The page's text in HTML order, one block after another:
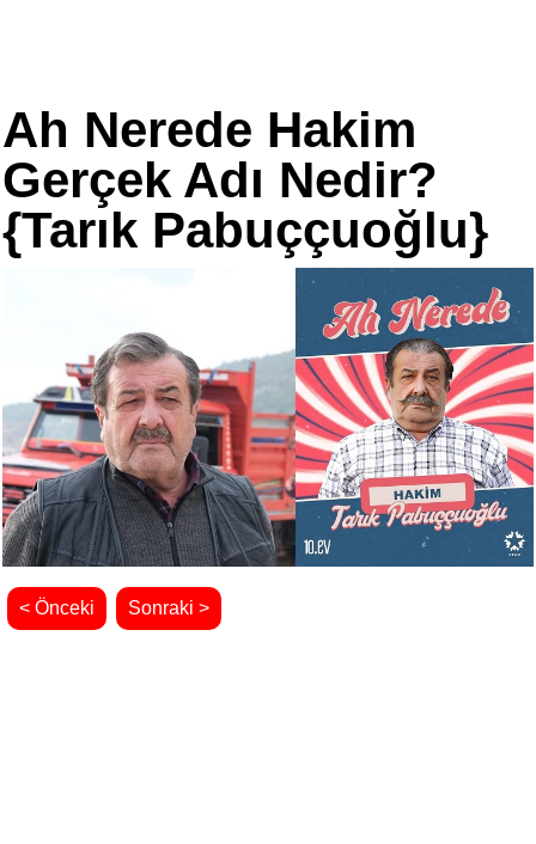
Ah Nerede Hakim
Gerçek Adı Nedir?
{Tarık Pabuççuoğlu}
< Önceki Sonraki >